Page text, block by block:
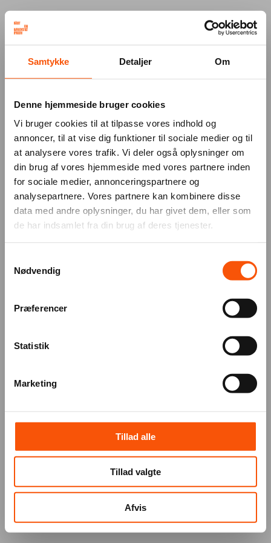
Samtykke Detaljer Om
Denne hjemmeside bruger cookies
Vi bruger cookies til at tilpasse vores indhold og
annoncer, til at vise dig funktioner til sociale medier og til
at analysere vores trafik. Vi deler også oplysninger om
din brug af vores hjemmeside med vores partnere inden
for sociale medier, annonceringspartnere og
analysepartnere. Vores partnere kan kombinere disse
data med andre oplysninger, du har givet dem, eller som
de har indsamlet fra din brug af deres tjenester.
Nødvendig
Præferencer
Statistik
Marketing
Tillad alle
Tillad valgte
Afvis
Your browser was unable to load
again in a few moments and make sure not
to use ad-blockers.